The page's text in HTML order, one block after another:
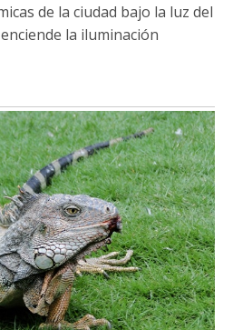
de la ciudad bajo la luz del
la iluminación